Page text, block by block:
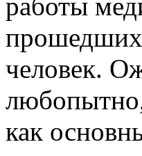
работы
прошедших
человек.
как